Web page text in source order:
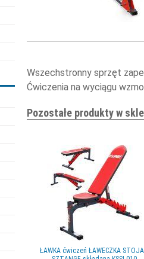
Wszechstronny sprzęt
Ćwiczenia na wyciągu
Pozostałe produkty w
ŁAWKA ćwiczeń ŁAWECZKA